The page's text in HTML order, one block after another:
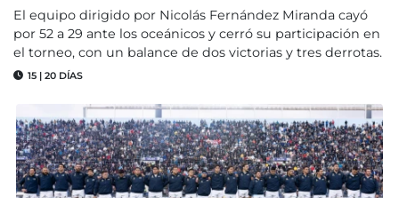
El equipo dirigido por Nicolás Fernández Miranda cayó
por 52 a 29 ante los oceánicos y cerró su participación en
el torneo, con un balance de dos victorias y tres derrotas.
15 | 20 DÍAS